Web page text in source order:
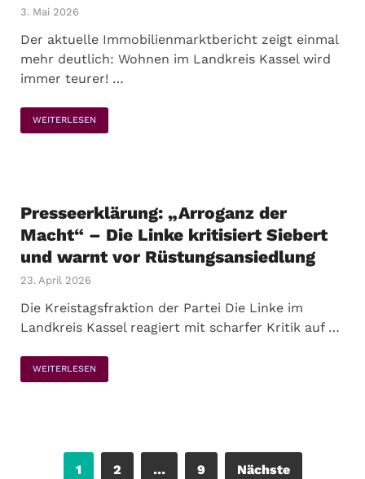
3. Mai 2026
Der aktuelle Immobilienmarktbericht zeigt einmal
mehr deutlich: Wohnen im Landkreis Kassel wird
immer teurer! …
WEITERLESEN
Presseerklärung: „Arroganz der
Macht“ – Die Linke kritisiert Siebert
und warnt vor Rüstungsansiedlung
23. April 2026
Die Kreistagsfraktion der Partei Die Linke im
Landkreis Kassel reagiert mit scharfer Kritik auf …
WEITERLESEN
1 2 … 9 Nächste